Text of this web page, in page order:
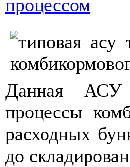
процессом
Данная АСУ
процессы
расходных
до